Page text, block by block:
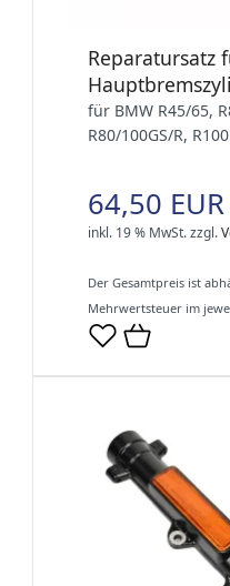
Reparatursatz
für BMW R45/65,
R80/100GS/R,
64,50 EUR
inkl. 19 % MwSt.zzgl.
Der Gesamtpreis ist
Mehrwertsteuer im